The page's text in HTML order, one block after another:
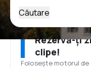
Căutare
Rezervă-ți
clipe!
Folosește motorul